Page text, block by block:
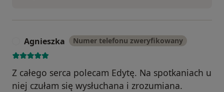
Agnieszka Numer telefonu zweryfikowany
Z całego serca polecam Edytę. Na spotkaniach u
niej czułam się wysłuchana i zrozumiana.